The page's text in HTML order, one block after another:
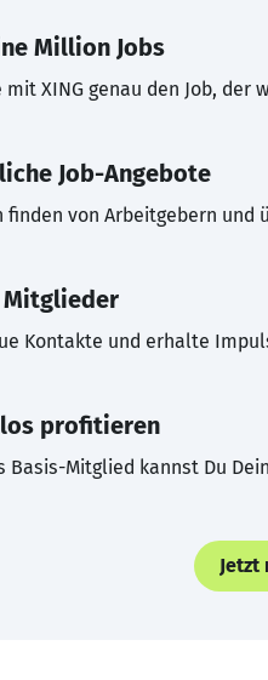
Million Jobs
mit XING genau den Job, der
Job-Angebote
finden von Arbeitgebern und
Mitglieder
Kontakte und erhalte
profitieren
Basis-Mitglied kannst Du
Jetzt